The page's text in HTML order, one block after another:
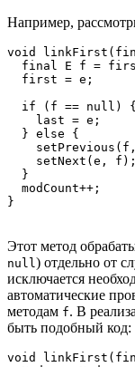
Например,
void
final E f =
  first = e;
  if (f == null) {
    last = e;
  } else {
    setNext(e, f);
  }
  modCount++;
}
Этот метод
null ) отдельно от
исключается
автоматические
методам f. В
быть подобный код:
void